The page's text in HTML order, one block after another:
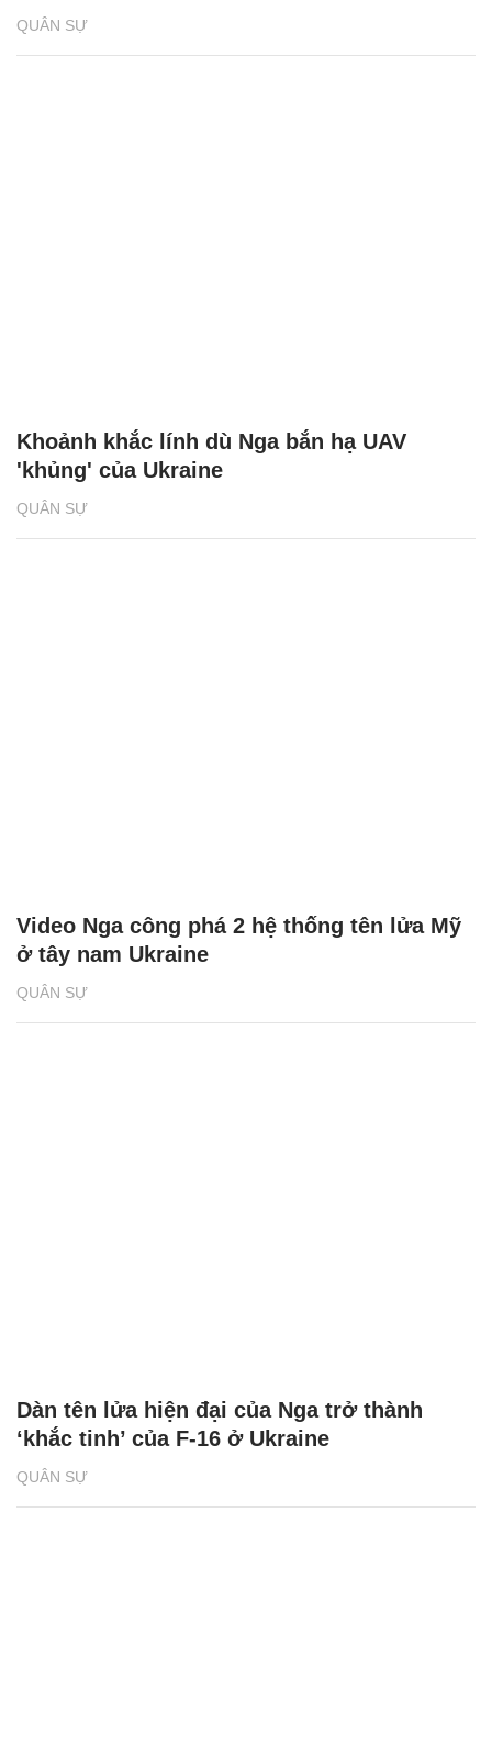
QUÂN SỰ
QUÂN SỰ
Khoảnh khắc lính dù Nga bắn hạ UAV
'khủng' của Ukraine
QUÂN SỰ
Video Nga công phá 2 hệ thống tên lửa Mỹ
ở tây nam Ukraine
QUÂN SỰ
Dàn tên lửa hiện đại của Nga trở thành
‘khắc tinh’ của F-16 ở Ukraine